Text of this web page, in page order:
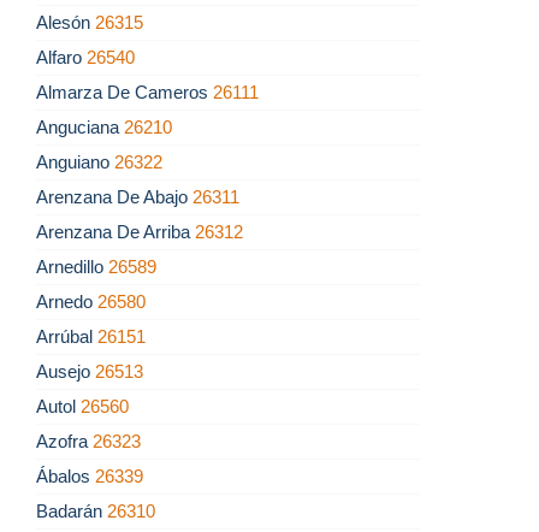
Alesón 26315
Alfaro 26540
Almarza De Cameros 26111
Anguciana 26210
Anguiano 26322
Arenzana De Abajo 26311
Arenzana De Arriba 26312
Arnedillo 26589
Arnedo 26580
Arrúbal 26151
Ausejo 26513
Autol 26560
Azofra 26323
Ábalos 26339
Badarán 26310